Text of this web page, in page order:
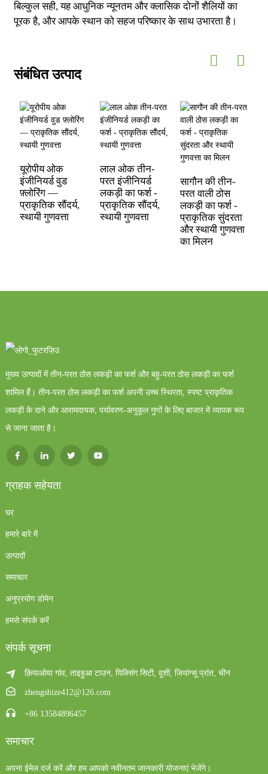
बिल्कुल सही, यह आधुनिक न्यूनतम और क्लासिक दोनों शैलियों का
पूरक है, और आपके स्थान को सहज परिष्कार के साथ उभारता है।
संबंधित उत्पाद
यूरोपीय ओक
इंजीनियर्ड वुड
फ़्लोरिंग —
प्राकृतिक सौंदर्य,
स्थायी गुणवत्ता
लाल ओक तीन-
परत इंजीनियर्ड
लकड़ी का फर्श -
प्राकृतिक सौंदर्य,
स्थायी गुणवत्ता
सागौन की तीन-
परत वाली ठोस
लकड़ी का फर्श -
प्राकृतिक सुंदरता
और स्थायी गुणवत्ता
का मिलन
मुख्य उत्पादों में तीन-परत ठोस लकड़ी का फर्श और बहु-परत ठोस लकड़ी का फर्श
शामिल हैं। तीन-परत ठोस लकड़ी का फर्श अपनी उच्च स्थिरता, स्पष्ट प्राकृतिक
लकड़ी के दाने और आरामदायक, पर्यावरण-अनुकूल गुणों के लिए बाजार में व्यापक रूप
से जाना जाता है।
ग्राहक सहेयता
घर
हमारे बारे में
उत्पादों
समाचार
अनुप्रयोग डोमेन
हमसे संपर्क करें
संपर्क सूचना
क़ियाओया गांव, ताइहुआ टाउन, यिक्सिंग सिटी, वूशी, जियांग्सू प्रांत, चीन
zhengshize412@126.com
+86 13584896457
समाचार
अपना ईमेल दर्ज करें और हम आपको नवीनतम जानकारी योजनाएं भेजेंगे।